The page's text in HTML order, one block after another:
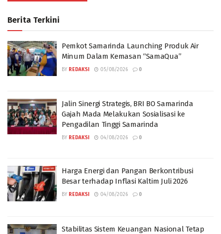
Berita Terkini
Pemkot Samarinda Launching Produk Air
Minum Dalam Kemasan “SamaQua”
BY REDAKSI 05/08/2026 0
Jalin Sinergi Strategis, BRI BO Samarinda
Gajah Mada Melakukan Sosialisasi ke
Pengadilan Tinggi Samarinda
BY REDAKSI 04/08/2026 0
Harga Energi dan Pangan Berkontribusi
Besar terhadap Inflasi Kaltim Juli 2026
BY REDAKSI 04/08/2026 0
Stabilitas Sistem Keuangan Nasional Tetap